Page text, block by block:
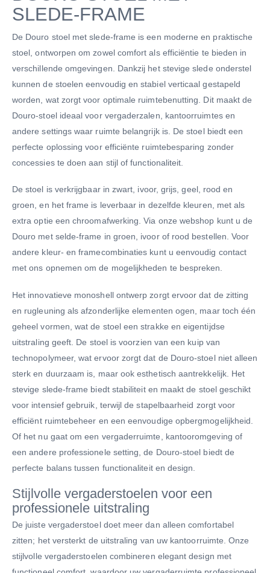
SLEDE-FRAME
De Douro stoel met slede-frame is een moderne en praktische
stoel, ontworpen om zowel comfort als efficiëntie te bieden in
verschillende omgevingen. Dankzij het stevige slede onderstel
kunnen de stoelen eenvoudig en stabiel verticaal gestapeld
worden, wat zorgt voor optimale ruimtebenutting. Dit maakt de
Douro-stoel ideaal voor vergaderzalen, kantoorruimtes en
andere settings waar ruimte belangrijk is. De stoel biedt een
perfecte oplossing voor efficiënte ruimtebesparing zonder
concessies te doen aan stijl of functionaliteit.
De stoel is verkrijgbaar in zwart, ivoor, grijs, geel, rood en
groen, en het frame is leverbaar in dezelfde kleuren, met als
extra optie een chroomafwerking. Via onze webshop kunt u de
Douro met selde-frame in groen, ivoor of rood bestellen. Voor
andere kleur- en framecombinaties kunt u eenvoudig contact
met ons opnemen om de mogelijkheden te bespreken.
Het innovatieve monoshell ontwerp zorgt ervoor dat de zitting
en rugleuning als afzonderlijke elementen ogen, maar toch één
geheel vormen, wat de stoel een strakke en eigentijdse
uitstraling geeft. De stoel is voorzien van een kuip van
technopolymeer, wat ervoor zorgt dat de Douro-stoel niet alleen
sterk en duurzaam is, maar ook esthetisch aantrekkelijk. Het
stevige slede-frame biedt stabiliteit en maakt de stoel geschikt
voor intensief gebruik, terwijl de stapelbaarheid zorgt voor
efficiënt ruimtebeheer en een eenvoudige opbergmogelijkheid.
Of het nu gaat om een vergaderruimte, kantooromgeving of
een andere professionele setting, de Douro-stoel biedt de
perfecte balans tussen functionaliteit en design.
Stijlvolle vergaderstoelen voor een
professionele uitstraling
De juiste vergaderstoel doet meer dan alleen comfortabel
zitten; het versterkt de uitstraling van uw kantoorruimte. Onze
stijlvolle vergaderstoelen combineren elegant design met